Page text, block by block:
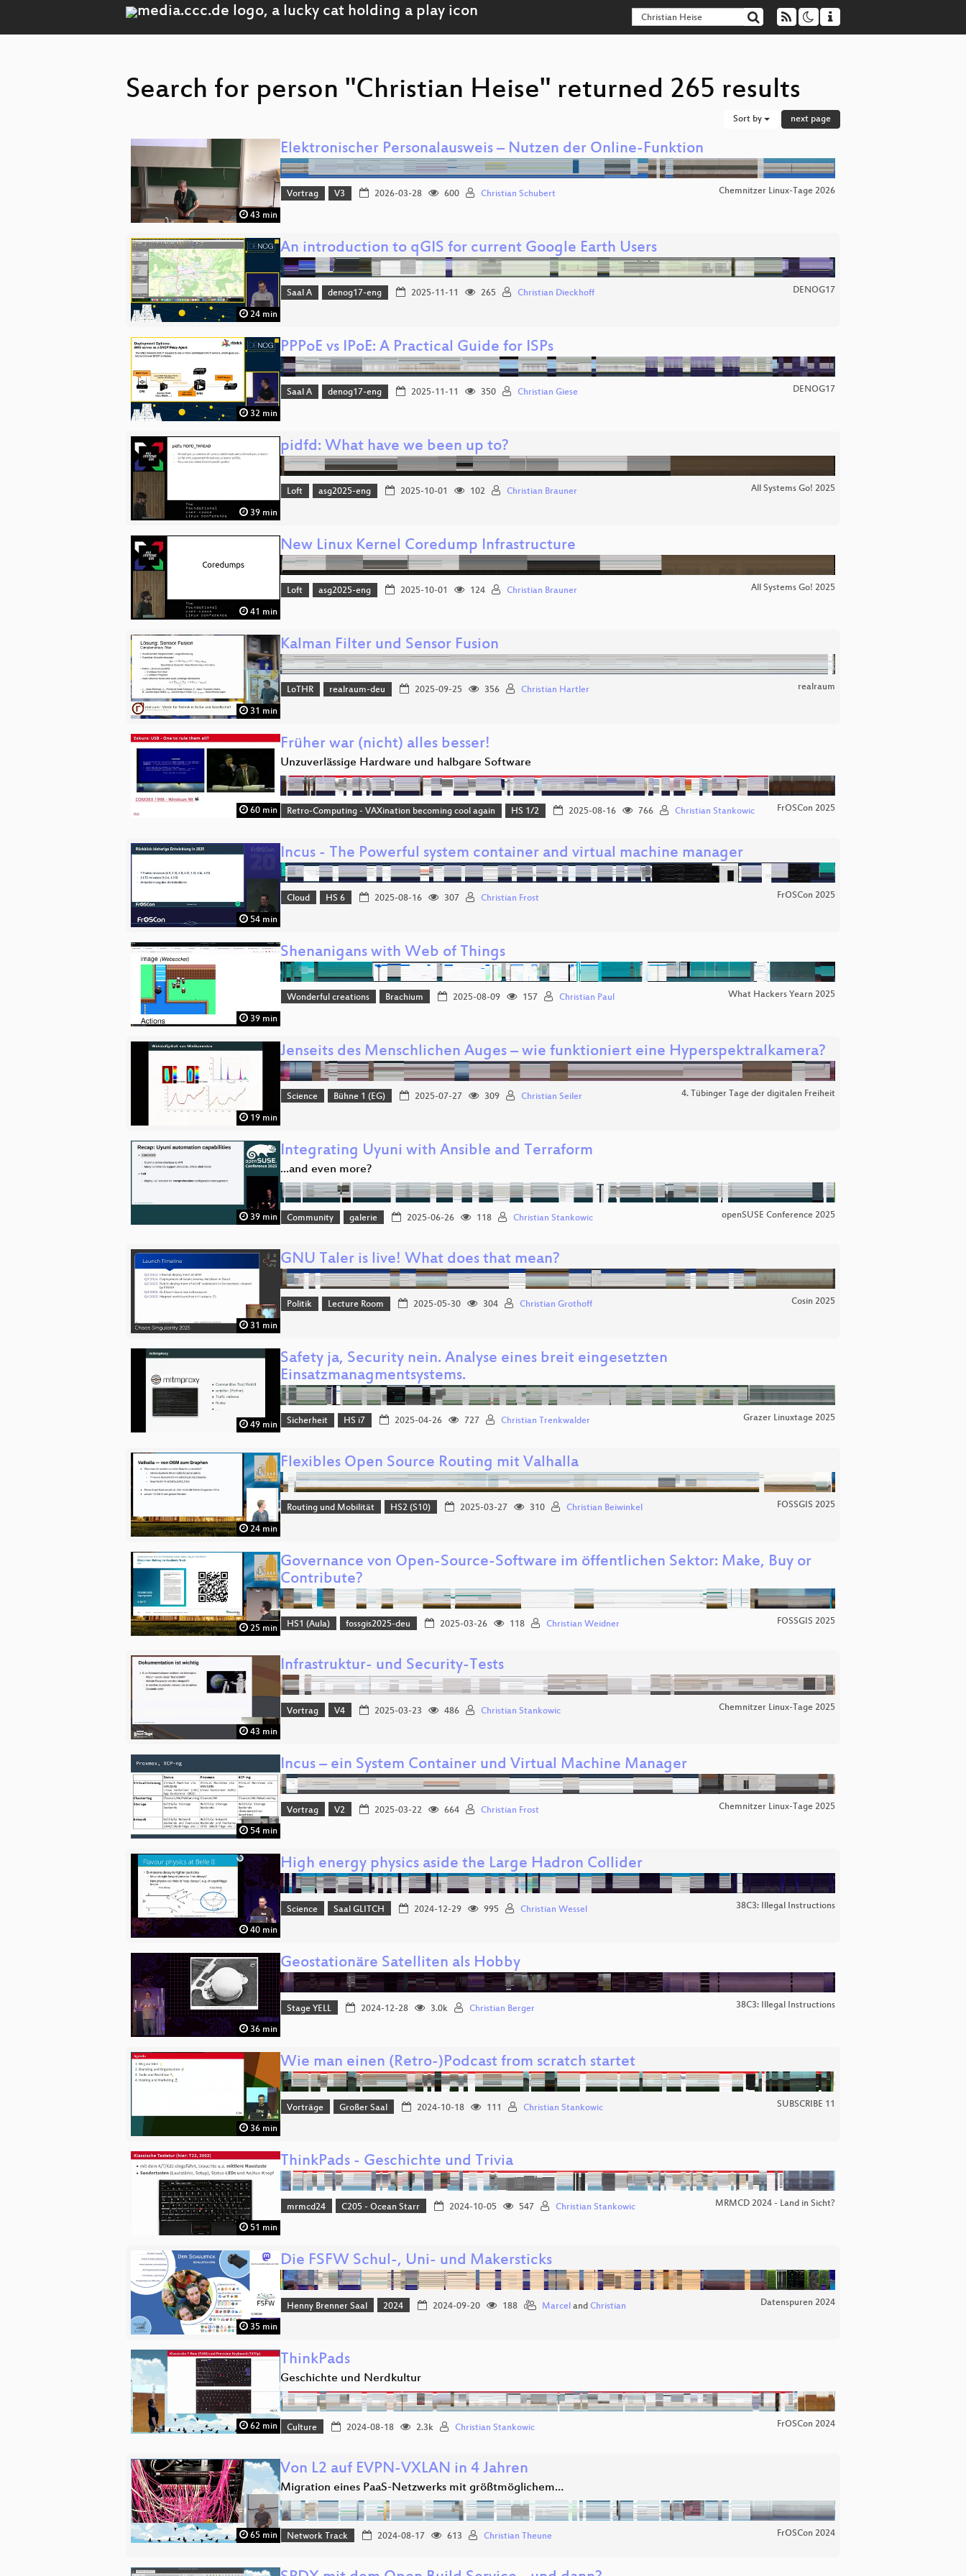
Search for person "Christian Heise" returned 265 results
Sort by next page
43 min
Elektronischer Personalausweis – Nutzen der Online‑Funktion
Vortrag V3 2026-03-28 600 Christian Schubert Chemnitzer Linux-Tage 2026
24 min
An introduction to qGIS for current Google Earth Users
Saal A denog17-eng 2025-11-11 265 Christian Dieckhoff DENOG17
32 min
PPPoE vs IPoE: A Practical Guide for ISPs
Saal A denog17-eng 2025-11-11 350 Christian Giese DENOG17
39 min
pidfd: What have we been up to?
Loft asg2025-eng 2025-10-01 102 Christian Brauner All Systems Go! 2025
41 min
New Linux Kernel Coredump Infrastructure
Loft asg2025-eng 2025-10-01 124 Christian Brauner All Systems Go! 2025
31 min
Kalman Filter und Sensor Fusion
LoTHR realraum-deu 2025-09-25 356 Christian Hartler realraum
60 min
Früher war (nicht) alles besser!
Unzuverlässige Hardware und halbgare Software
Retro-Computing - VAXination becoming cool again HS 1/2 2025-08-16 766 Christian Stankowic FrOSCon 2025
54 min
Incus - The Powerful system container and virtual machine manager
Cloud HS 6 2025-08-16 307 Christian Frost FrOSCon 2025
39 min
Shenanigans with Web of Things
Wonderful creations Brachium 2025-08-09 157 Christian Paul What Hackers Yearn 2025
19 min
Jenseits des Menschlichen Auges – wie funktioniert eine Hyperspektralkamera?
Science Bühne 1 (EG) 2025-07-27 309 Christian Seiler 4. Tübinger Tage der digitalen Freiheit
39 min
Integrating Uyuni with Ansible and Terraform
...and even more?
Community galerie 2025-06-26 118 Christian Stankowic openSUSE Conference 2025
31 min
GNU Taler is live! What does that mean?
Politik Lecture Room 2025-05-30 304 Christian Grothoff Cosin 2025
49 min
Safety ja, Security nein. Analyse eines breit eingesetzten
Einsatzmanagmentsystems.
Sicherheit HS i7 2025-04-26 727 Christian Trenkwalder Grazer Linuxtage 2025
24 min
Flexibles Open Source Routing mit Valhalla
Routing und Mobilität HS2 (S10) 2025-03-27 310 Christian Beiwinkel FOSSGIS 2025
25 min
Governance von Open-Source-Software im öffentlichen Sektor: Make, Buy or
Contribute?
HS1 (Aula) fossgis2025-deu 2025-03-26 118 Christian Weidner FOSSGIS 2025
43 min
Infrastruktur- und Security-Tests
Vortrag V4 2025-03-23 486 Christian Stankowic Chemnitzer Linux-Tage 2025
54 min
Incus – ein System Container und Virtual Machine Manager
Vortrag V2 2025-03-22 664 Christian Frost Chemnitzer Linux-Tage 2025
40 min
High energy physics aside the Large Hadron Collider
Science Saal GLITCH 2024-12-29 995 Christian Wessel 38C3: Illegal Instructions
36 min
Geostationäre Satelliten als Hobby
Stage YELL 2024-12-28 3.0k Christian Berger 38C3: Illegal Instructions
36 min
Wie man einen (Retro-)Podcast from scratch startet
Vorträge Großer Saal 2024-10-18 111 Christian Stankowic SUBSCRIBE 11
51 min
ThinkPads - Geschichte und Trivia
mrmcd24 C205 - Ocean Starr 2024-10-05 547 Christian Stankowic MRMCD 2024 - Land in Sicht?
35 min
Die FSFW Schul-, Uni- und Makersticks
Henny Brenner Saal 2024 2024-09-20 188 Marcel and Christian Datenspuren 2024
62 min
ThinkPads
Geschichte und Nerdkultur
Culture 2024-08-18 2.3k Christian Stankowic FrOSCon 2024
65 min
Von L2 auf EVPN-VXLAN in 4 Jahren
Migration eines PaaS-Netzwerks mit größtmöglichem…
Network Track 2024-08-17 613 Christian Theune FrOSCon 2024